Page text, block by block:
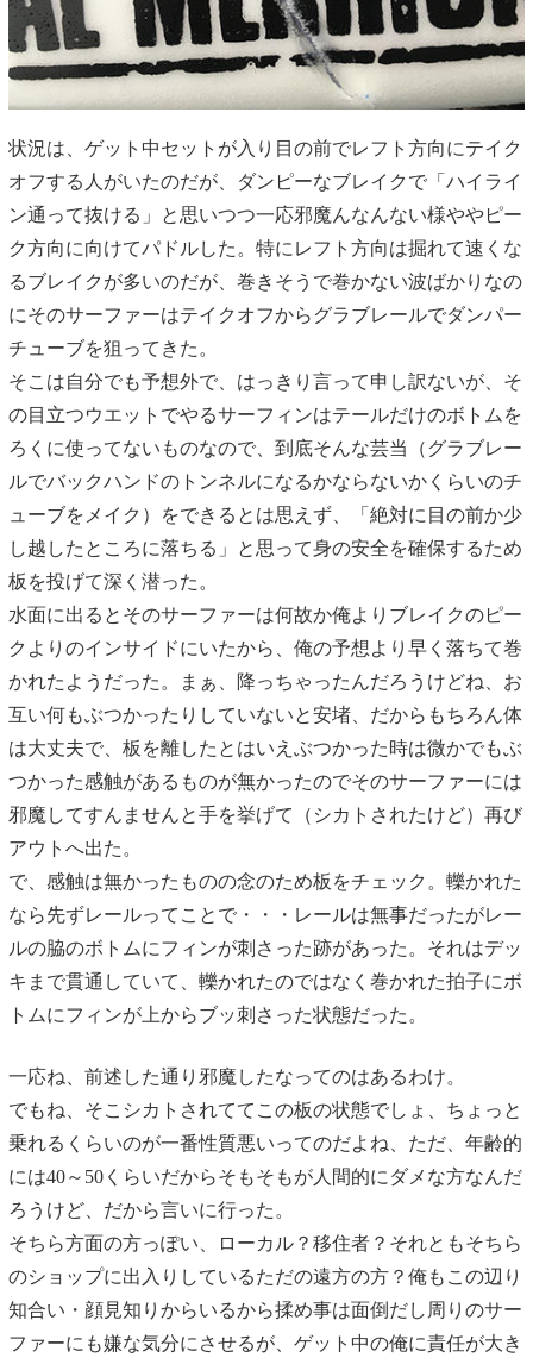
状況は、ゲット中セットが入り目の前でレフト方向にテイク
オフする人がいたのだが、ダンピーなブレイクで「ハイライ
ン通って抜ける」と思いつつ一応邪魔んなんない様ややピー
ク方向に向けてパドルした。特にレフト方向は掘れて速くな
るブレイクが多いのだが、巻きそうで巻かない波ばかりなの
にそのサーファーはテイクオフからグラブレールでダンパー
チューブを狙ってきた。
そこは自分でも予想外で、はっきり言って申し訳ないが、そ
の目立つウエットでやるサーフィンはテールだけのボトムを
ろくに使ってないものなので、到底そんな芸当（グラブレー
ルでバックハンドのトンネルになるかならないかくらいのチ
ューブをメイク）をできるとは思えず、「絶対に目の前か少
し越したところに落ちる」と思って身の安全を確保するため
板を投げて深く潜った。
水面に出るとそのサーファーは何故か俺よりブレイクのピー
クよりのインサイドにいたから、俺の予想より早く落ちて巻
かれたようだった。まぁ、降っちゃったんだろうけどね、お
互い何もぶつかったりしていないと安堵、だからもちろん体
は大丈夫で、板を離したとはいえぶつかった時は微かでもぶ
つかった感触があるものが無かったのでそのサーファーには
邪魔してすんませんと手を挙げて（シカトされたけど）再び
アウトへ出た。
で、感触は無かったものの念のため板をチェック。轢かれた
なら先ずレールってことで・・・レールは無事だったがレー
ルの脇のボトムにフィンが刺さった跡があった。それはデッ
キまで貫通していて、轢かれたのではなく巻かれた拍子にボ
トムにフィンが上からブッ刺さった状態だった。
一応ね、前述した通り邪魔したなってのはあるわけ。
でもね、そこシカトされててこの板の状態でしょ、ちょっと
乗れるくらいのが一番性質悪いってのだよね、ただ、年齢的
には40～50くらいだからそもそもが人間的にダメな方なんだ
ろうけど、だから言いに行った。
そちら方面の方っぽい、ローカル？移住者？それともそちら
のショップに出入りしているただの遠方の方？俺もこの辺り
知合い・顔見知りからいるから揉め事は面倒だし周りのサー
ファーにも嫌な気分にさせるが、ゲット中の俺に責任が大き